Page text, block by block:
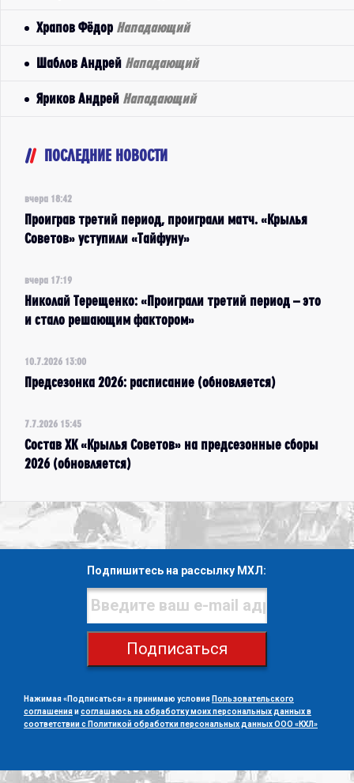
Храпов Фёдор Нападающий
Шаблов Андрей Нападающий
Яриков Андрей Нападающий
ПОСЛЕДНИЕ НОВОСТИ
вчера 18:42
Проиграв третий период, проиграли матч. «Крылья
Советов» уступили «Тайфуну»
вчера 17:19
Николай Терещенко: «Проиграли третий период – это
и стало решающим фактором»
10.7.2026 13:00
Предсезонка 2026: расписание (обновляется)
7.7.2026 15:45
Состав ХК «Крылья Советов» на предсезонные сборы
2026 (обновляется)
Подпишитесь на рассылку МХЛ:
Подписаться
Нажимая «Подписаться» я принимаю условия Пользовательского
соглашенияисоглашаюсь на обработку моих персональных данных в
соответствии с Политикой обработки персональных данных ООО «КХЛ»